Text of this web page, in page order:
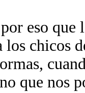
eso
los chicos
que nos